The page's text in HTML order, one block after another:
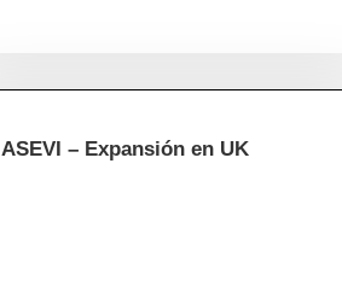
ASEVI – Expansión en UK